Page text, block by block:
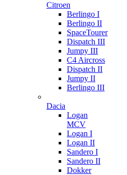
Citroen
Berlingo I
Berlingo II
SpaceTourer
Dispatch III
Jumpy III
C4 Aircross
Dispatch II
Jumpy II
Berlingo III
Dacia
Logan
MCV
Logan I
Logan II
Sandero I
Sandero II
Dokker